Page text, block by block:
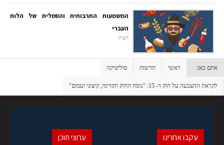
המשמעות התרבותית והסמלית של הלוח
העברי
דעות
אתם כאן: ראשי חדשות פוליטיקה
לקראת ההצבעה על חוק וי- 15: "נוסח החוק תקדימי, קיצוני ועמום"
ערוצי תוכן עקבו אחרינו